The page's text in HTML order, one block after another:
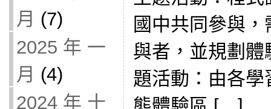
月 (7)
2025 年 一
月 (4)
2024 年 十
國中共同參與
與者，並規劃
題活動：由各